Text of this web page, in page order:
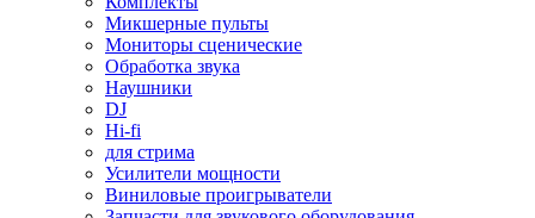
Микшерные пульты
Мониторы сценические
Обработка звука
Наушники
DJ
Hi-fi
для стрима
Усилители мощности
Виниловые проигрыватели